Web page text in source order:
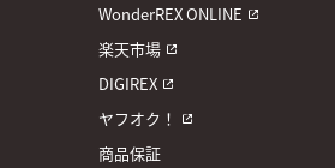
WonderREX ONLINE
楽天市場
DIGIREX
ヤフオク！
商品保証